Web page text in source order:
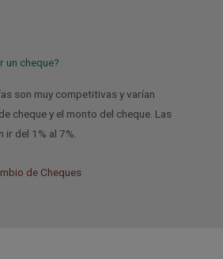
un cheque?
son muy competitivas y varían
cheque y el monto del cheque. Las
del 1% al 7%.
de Cheques